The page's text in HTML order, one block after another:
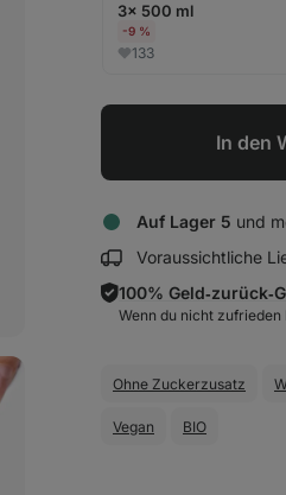
3× 500 ml
-9 %
133
In den
Auf Lager 5 und
Voraussichtliche
100%
Wenn du nicht
Ohne Zuckerzusatz
Vegan BIO